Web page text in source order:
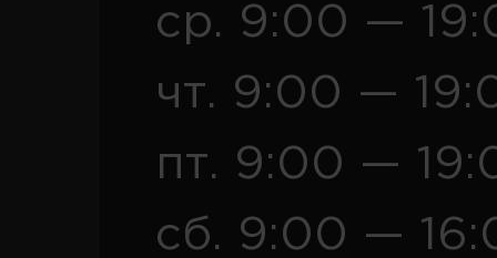
ср. 9:00 —
чт. 9:00 —
пт. 9:00 —
сб. 9:00 —